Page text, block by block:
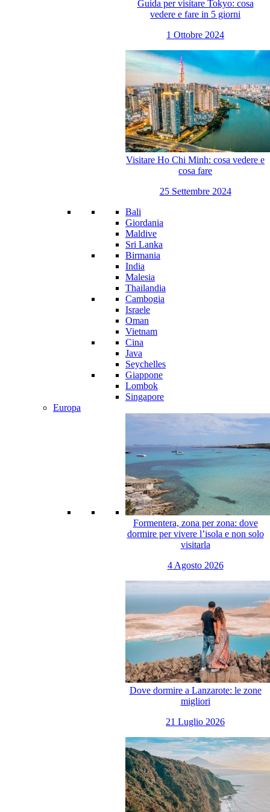
Guida per visitare Tokyo: cosa
vedere e fare in 5 giorni
1 Ottobre 2024
Visitare Ho Chi Minh: cosa vedere e
cosa fare
25 Settembre 2024
Bali
Giordania
Maldive
Sri Lanka
Birmania
India
Malesia
Thailandia
Cambogia
Israele
Oman
Vietnam
Cina
Java
Seychelles
Giappone
Lombok
Singapore
Europa
Formentera, zona per zona: dove
dormire per vivere l’isola e non solo
visitarla
4 Agosto 2026
Dove dormire a Lanzarote: le zone
migliori
21 Luglio 2026